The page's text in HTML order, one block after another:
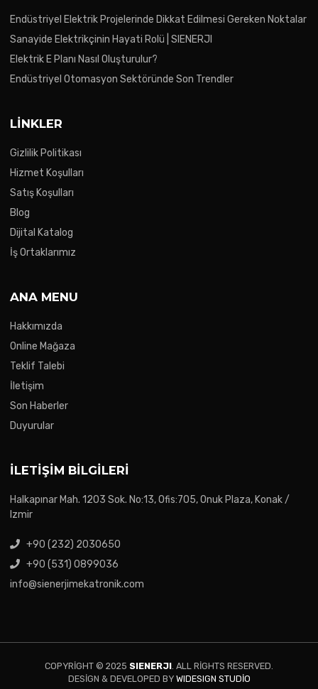
Endüstriyel Elektrik Projelerinde Dikkat Edilmesi Gereken Noktalar
Sanayide Elektrikçinin Hayati Rolü | SIENERJI
Elektrik E Planı Nasıl Oluşturulur?
Endüstriyel Otomasyon Sektöründe Son Trendler
LINKLER
Gizlilik Politikası
Hizmet Koşulları
Satış Koşulları
Blog
Dijital Katalog
İş Ortaklarımız
ANA MENU
Hakkımızda
Online Mağaza
Teklif Talebi
İletişim
Son Haberler
Duyurular
İLETIŞIM BILGILERI
Halkapınar Mah. 1203 Sok. No:13, Ofis:705, Onuk Plaza, Konak /
Izmir
+90 (232) 2030650
+90 (531) 0899036
info@sienerjimekatronik.com
COPYRIGHT © 2025 SIENERJI. ALL RIGHTS RESERVED.
DESIGN & DEVELOPED BY WIDESIGN STUDIO